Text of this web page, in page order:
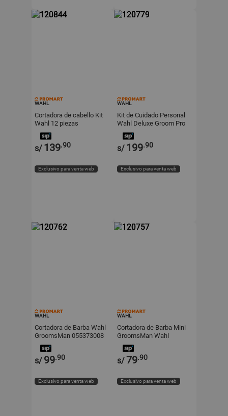
WAHL
Cortadora de cabello Kit
Wahl 12 piezas
s/ 139.90
Exclusivo para venta web
WAHL
Kit de Cuidado Personal
Wahl Deluxe Groom Pro
21 Piezas
s/ 199.90
Exclusivo para venta web
WAHL
Cortadora de Barba Wahl
GroomsMan 055373008
Negro con 3 Cabezales
Desmontables
s/ 99.90
Exclusivo para venta web
WAHL
Cortadora de Barba Mini
GroomsMan Wahl
Modelo 05608508 Negro
s/79.90
Exclusivo para venta web